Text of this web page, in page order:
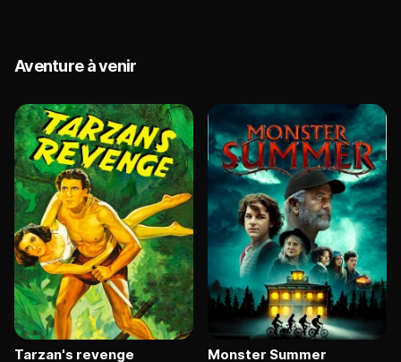
Aventure à venir
Tarzan's revenge Monster Summer